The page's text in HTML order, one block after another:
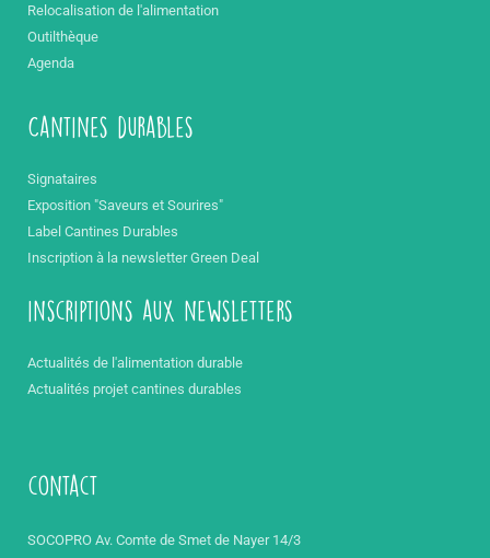
Relocalisation de l'alimentation
Outilthèque
Agenda
Cantines durables
Signataires
Exposition "Saveurs et Sourires"
Label Cantines Durables
Inscription à la newsletter Green Deal
inscriptions aux newsletters
Actualités de l'alimentation durable
Actualités projet cantines durables
contact
SOCOPRO Av. Comte de Smet de Nayer 14/3